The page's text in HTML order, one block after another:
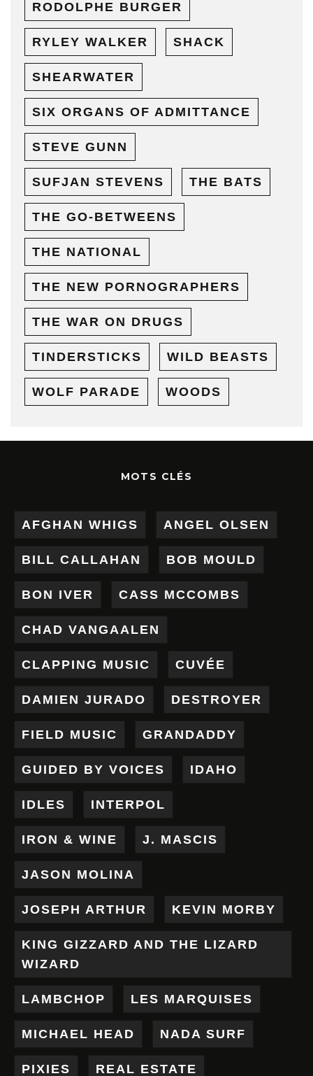
RODOLPHE BURGER
RYLEY WALKER SHACK
SHEARWATER
SIX ORGANS OF ADMITTANCE
STEVE GUNN
SUFJAN STEVENS THE BATS
THE GO-BETWEENS
THE NATIONAL
THE NEW PORNOGRAPHERS
THE WAR ON DRUGS
TINDERSTICKS WILD BEASTS
WOLF PARADE WOODS
MOTS CLÉS
AFGHAN WHIGS ANGEL OLSEN
BILL CALLAHAN BOB MOULD
BON IVER CASS MCCOMBS
CHAD VANGAALEN
CLAPPING MUSIC CUVÉE
DAMIEN JURADO DESTROYER
FIELD MUSIC GRANDADDY
GUIDED BY VOICES IDAHO
IDLES INTERPOL
IRON & WINE J. MASCIS
JASON MOLINA
JOSEPH ARTHUR KEVIN MORBY
KING GIZZARD AND THE LIZARD
WIZARD
LAMBCHOP LES MARQUISES
MICHAEL HEAD NADA SURF
PIXIES REAL ESTATE